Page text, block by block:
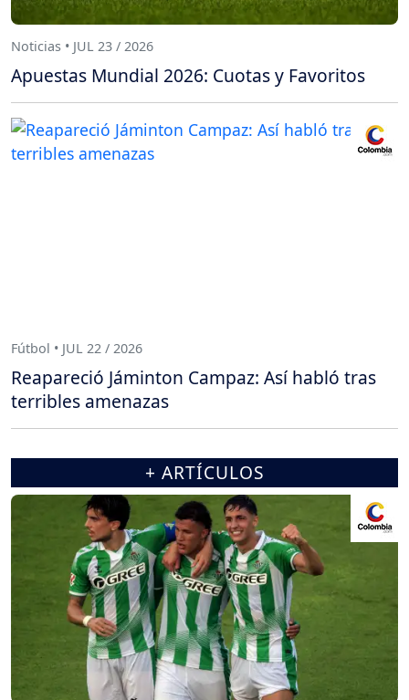
Noticias • JUL 23 / 2026
Apuestas Mundial 2026: Cuotas y Favoritos
Fútbol • JUL 22 / 2026
Reapareció Jáminton Campaz: Así habló tras
terribles amenazas
+ ARTÍCULOS